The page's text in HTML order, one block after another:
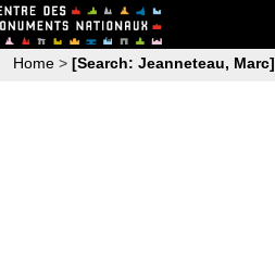
Home > [Search: Jeanneteau, Marc]